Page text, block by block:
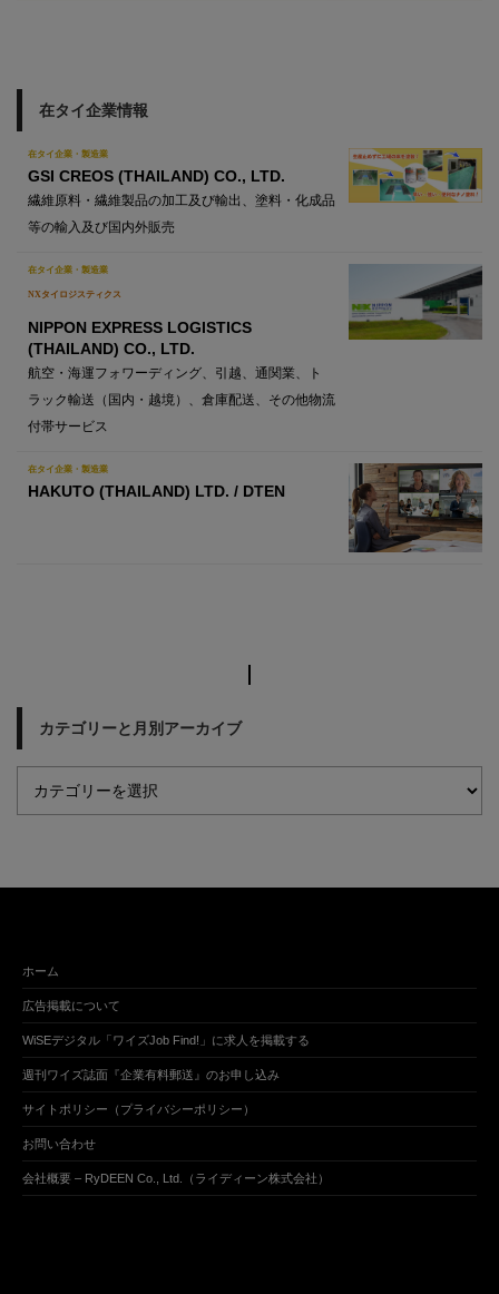
在タイ企業情報
在タイ企業・製造業
GSI CREOS (THAILAND) CO., LTD.
繊維原料・繊維製品の加工及び輸出、塗料・化成品
等の輸入及び国内外販売
在タイ企業・製造業
NXタイロジスティクス
NIPPON EXPRESS LOGISTICS
(THAILAND) CO., LTD.
航空・海運フォワーディング、引越、通関業、ト
ラック輸送（国内・越境）、倉庫配送、その他物流
付帯サービス
在タイ企業・製造業
HAKUTO (THAILAND) LTD. / DTEN
カテゴリーと月別アーカイブ
ホーム
広告掲載について
WiSEデジタル「ワイズJob Find!」に求人を掲載する
週刊ワイズ誌面『企業有料郵送』のお申し込み
サイトポリシー（プライバシーポリシー）
お問い合わせ
会社概要 – RyDEEN Co., Ltd.（ライディーン株式会社）